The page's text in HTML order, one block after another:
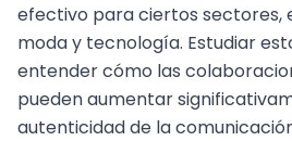
efectivo para ciertos sectores,
moda y tecnología. Estudiar
entender cómo las
pueden aumentar
autenticidad de la